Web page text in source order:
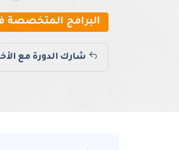
البرامج المتخصصة
شارك الدورة مع